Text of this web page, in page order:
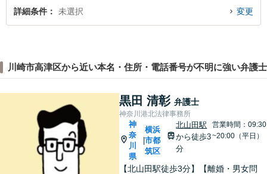
詳細条件 未選択 変更
川崎市高津区から近い本名・住所・電話番号が不明に強い弁護士
黒田 清彰 弁護士
神奈川港北法律事務所
神
奈
川
県
|
横浜
市都
筑区
北山田駅
から徒歩3
分
営業時間：09:30
~20:00（平日）
【北山田駅徒歩3分】【離婚・男女問